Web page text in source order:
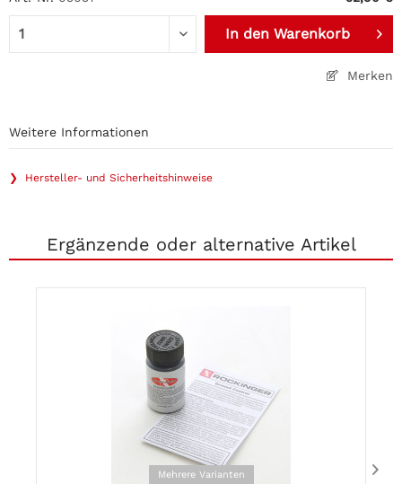
In den Warenkorb
Merken
Weitere Informationen
❯ Hersteller- und Sicherheitshinweise
Ergänzende oder alternative Artikel
Mehrere Varianten